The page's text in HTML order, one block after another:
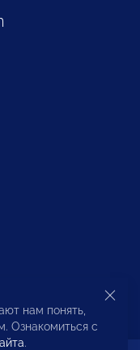
Protection
нам понять,
Ознакомиться с
.